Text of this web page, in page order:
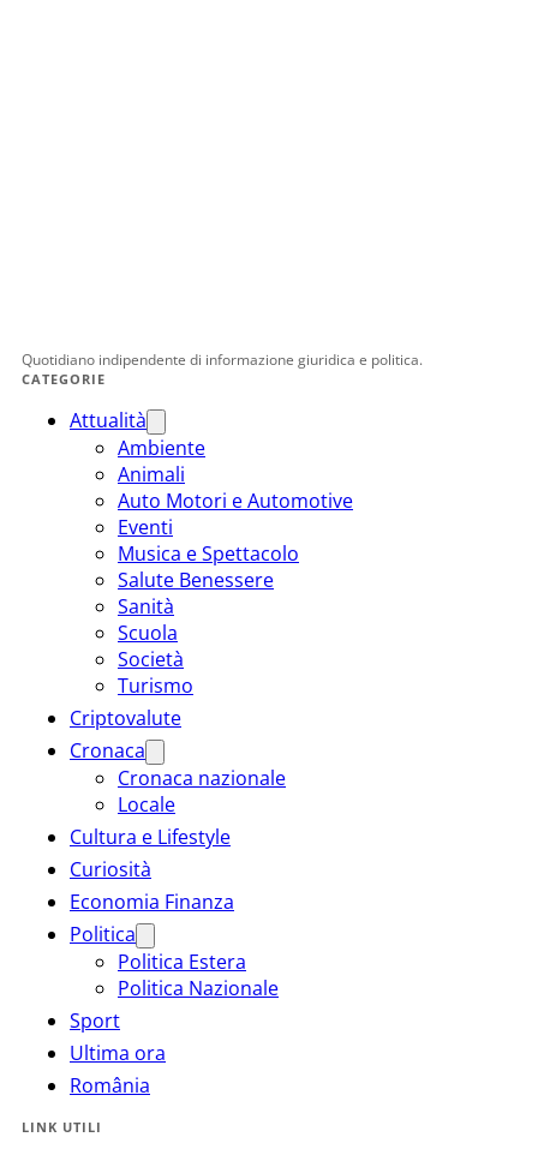
Quotidiano indipendente di informazione giuridica e politica.
CATEGORIE
Attualità
Ambiente
Animali
Auto Motori e Automotive
Eventi
Musica e Spettacolo
Salute Benessere
Sanità
Scuola
Società
Turismo
Criptovalute
Cronaca
Cronaca nazionale
Locale
Cultura e Lifestyle
Curiosità
Economia Finanza
Politica
Politica Estera
Politica Nazionale
Sport
Ultima ora
România
LINK UTILI